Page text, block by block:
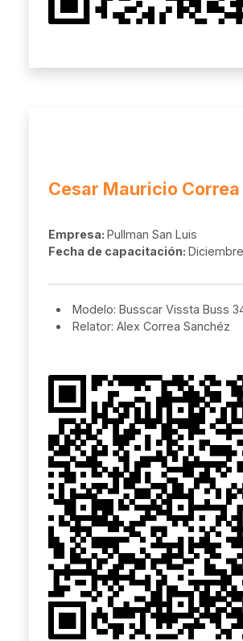
Cesar Mauricio
Empresa: Pullman San Luis
Fecha de capacitación:
Modelo: Busscar Vissta Buss
Relator: Alex Correa Sanchéz